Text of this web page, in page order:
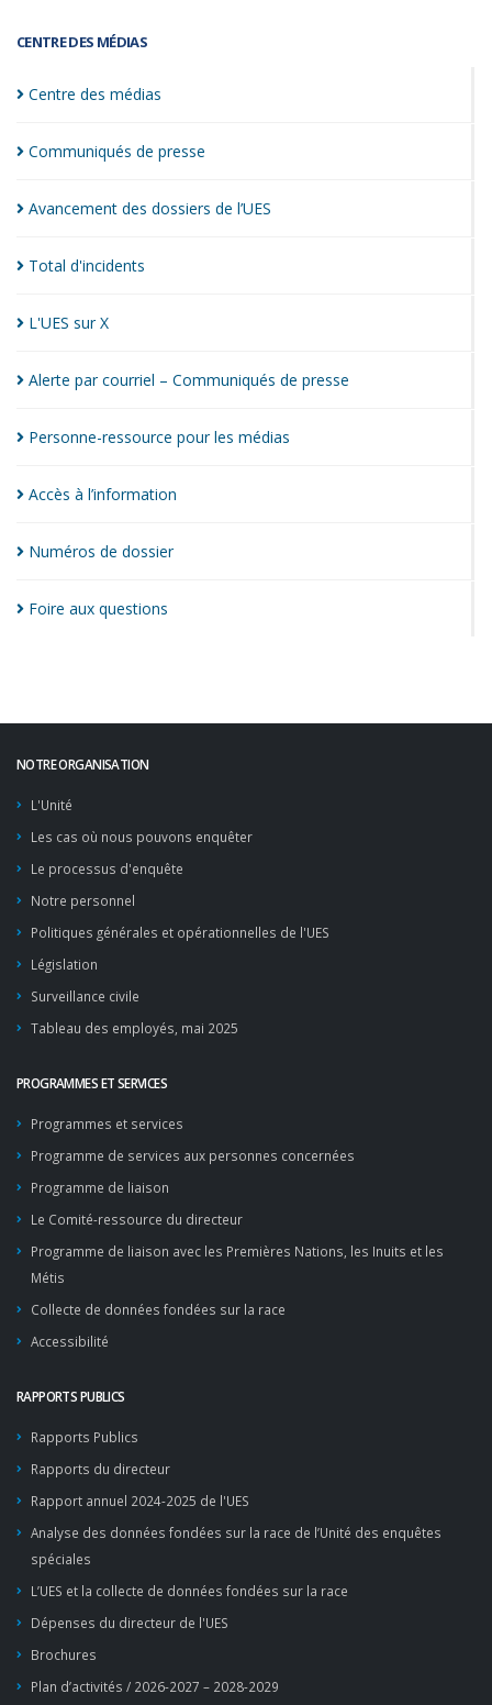
CENTRE DES MÉDIAS
Centre des médias
Communiqués de presse
Avancement des dossiers de l’UES
Total d'incidents
L'UES surX
Alerte par courriel – Communiqués de presse
Personne-ressource pour les médias
Accès à l’information
Numéros de dossier
Foire aux questions
NOTRE ORGANISATION
L'Unité
Les cas où nous pouvons enquêter
Le processus d'enquête
Notre personnel
Politiques générales et opérationnelles de l'UES
Législation
Surveillance civile
Tableau des employés, mai 2025
PROGRAMMES ET SERVICES
Programmes et services
Programme de services aux personnes concernées
Programme de liaison
Le Comité-ressource du directeur
Programme de liaison avec les Premières Nations, les Inuits et les
Métis
Collecte de données fondées sur la race
Accessibilité
RAPPORTS PUBLICS
Rapports Publics
Rapports du directeur
Rapport annuel 2024-2025 de l'UES
Analyse des données fondées sur la race de l’Unité des enquêtes
spéciales
L’UES et la collecte de données fondées sur la race
Dépenses du directeur de l'UES
Brochures
Plan d’activités / 2026-2027 – 2028-2029